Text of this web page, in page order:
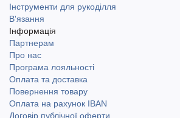
Інструменти для рукоділля
В'язання
Інформація
Партнерам
Про нас
Програма лояльності
Оплата та доставка
Повернення товару
Оплата на рахунок IBAN
Договір публічної оферти